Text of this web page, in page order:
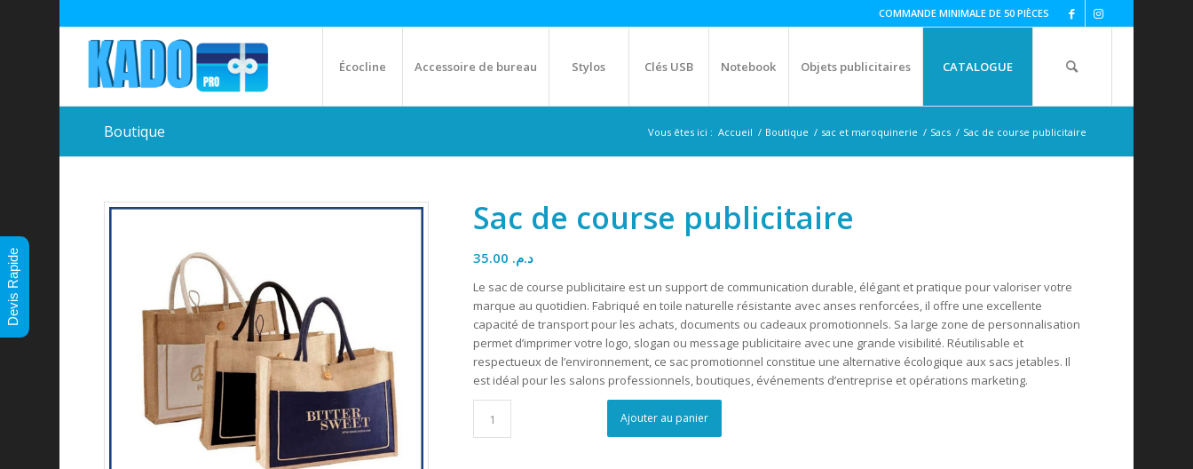
COMMANDE MINIMALE DE 50 PIÈCES
Écocline Accessoire de bureau Stylos Clés USB Notebook Objets publicitaires CATALOGUE
Boutique Vous êtes ici : Accueil / Boutique / sac et maroquinerie / Sacs / Sac de course publicitaire
Sac de course publicitaire
د.م.
Le sac de course publicitaire est un support de communication durable, élégant et pratique pour valoriser votre
marque au quotidien. Fabriqué en toile naturelle résistante avec anses renforcées, il offre une excellente
capacité de transport pour les achats, documents ou cadeaux promotionnels. Sa large zone de personnalisation
permet d’imprimer votre logo, slogan ou message publicitaire avec une grande visibilité. Réutilisable et
respectueux de l’environnement, ce sac promotionnel constitue une alternative écologique aux sacs jetables. Il
est idéal pour les salons professionnels, boutiques, événements d’entreprise et opérations marketing.
Ajouter au panier
Devis Rapide